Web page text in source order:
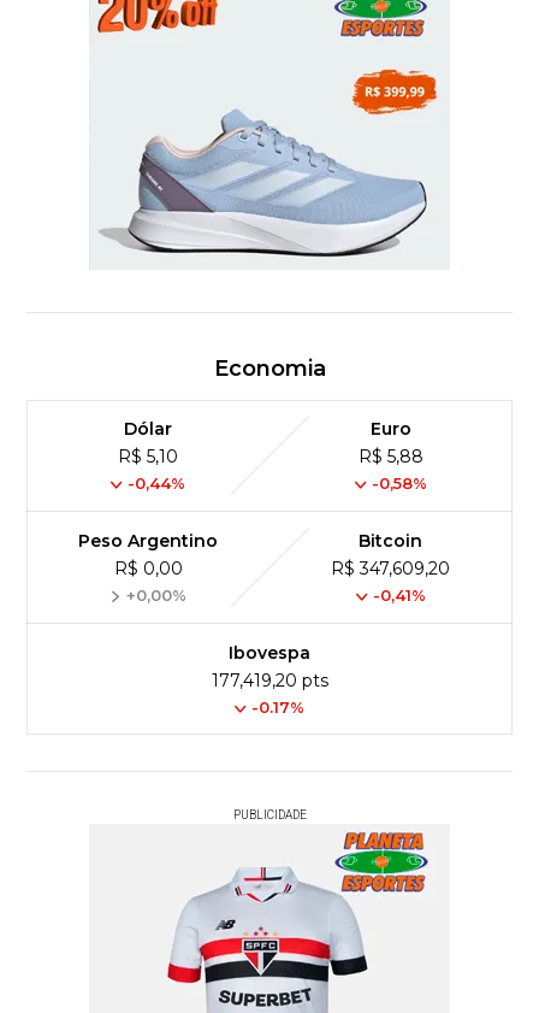
Economia
Dólar
R$ 5,10
-0,44%
Euro
R$ 5,88
-0,58%
Peso Argentino
R$ 0,00
+0,00%
Bitcoin
R$ 347,609,20
-0,41%
Ibovespa
177,419,20 pts
-0.17%
PUBLICIDADE